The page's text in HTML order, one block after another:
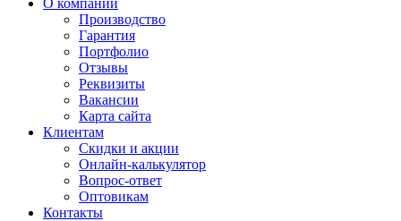
О компании
Производство
Гарантия
Портфолио
Отзывы
Реквизиты
Вакансии
Карта сайта
Клиентам
Скидки и акции
Онлайн-калькулятор
Вопрос-ответ
Оптовикам
Контакты